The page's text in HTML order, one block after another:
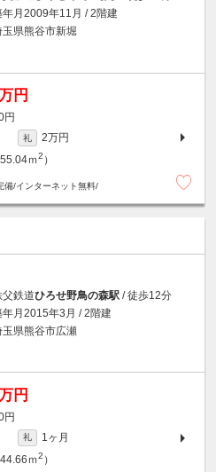
年月2009年11月 / 2階建
玉県熊谷市新堀
円
円
礼
2万円
ｍ2 ）
備/インターネット無料/
父鉄道ひろせ野鳥の森駅 / 徒歩12分
年月2015年3月 / 2階建
玉県熊谷市広瀬
円
円
礼
1ヶ月
ｍ2 ）